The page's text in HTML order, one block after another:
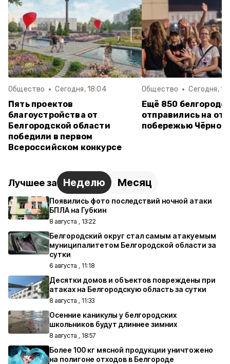
Общество Сегодня, 18:04
Пять проектов
благоустройства от
Белгородской области
победили в первом
Всероссийском конкурсе
Общество Сегодня,
Ещё 850
отправились на
побережью
Лучшее за Неделю Месяц
Появились фото последствий ночной атаки
БПЛА на Губкин
8 августа , 13:22
Белгородский округ стал самым атакуемым
муниципалитетом Белгородской области за
сутки
6 августа , 11:18
Десятки домов и объектов повреждены при
атаках на Белгородскую область за сутки
8 августа , 11:33
Осенние каникулы у белгородских
школьников будут длиннее зимних
8 августа , 18:57
Более 100 кг мясной продукции уничтожено
на полигоне отходов в Белгороде